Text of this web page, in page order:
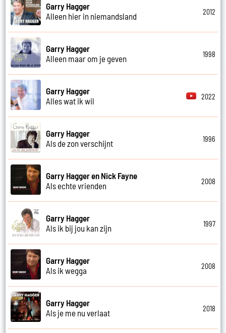
Garry Hagger
Alleen hier in niemandsland
2012
Garry Hagger
Alleen maar om je geven
1998
Garry Hagger
Alles wat ik wil
2022
Garry Hagger
Als de zon verschijnt
1996
Garry Hagger en Nick Fayne
Als echte vrienden
2008
Garry Hagger
Als ik bij jou kan zijn
1997
Garry Hagger
Als ik wegga
2008
Garry Hagger
Als je me nu verlaat
2018